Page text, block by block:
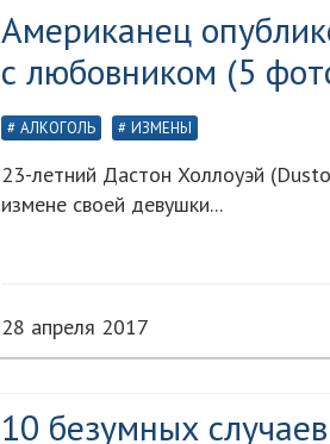
Американец
с любовником (5
АЛКОГОЛЬ ИЗМЕНЫ
23-летний Дастон Холлоуэй
измене своей девушки...
28 апреля 2017
10 безумных